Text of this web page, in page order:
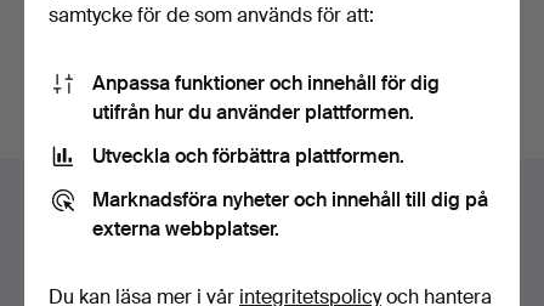
Sidfotsnavigation
Hjälp och kontakt
Kontakta support
samtycke för de som används för att:
Anpassa funktioner och innehåll för dig
utifrån hur du använder plattformen.
Utveckla och förbättra plattformen.
Marknadsföra nyheter och innehåll till dig på
externa webbplatser.
Du kan läsa mer i vår integritetspolicyoch hantera